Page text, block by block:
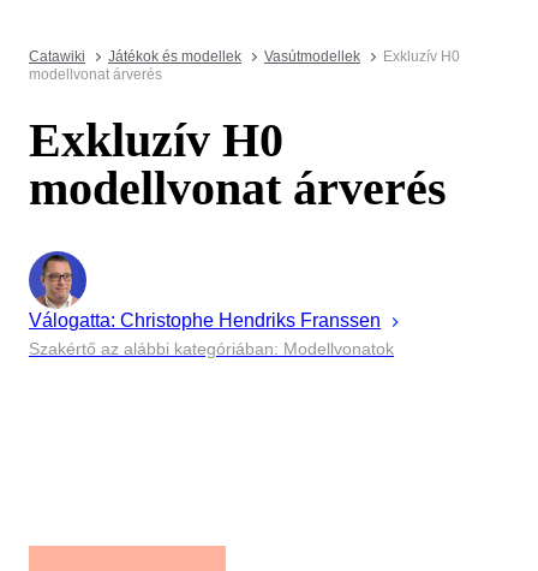
Catawiki Játékok és modellek Vasútmodellek
Exkluzív H0
modellvonat árverés
Exkluzív H0
modellvonat árverés
Válogatta: Christophe Hendriks Franssen
Szakértő az alábbi kategóriában: Modellvonatok